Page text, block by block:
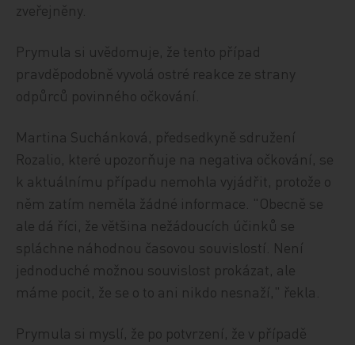
zveřejněny.
Prymula si uvědomuje, že tento případ
pravděpodobně vyvolá ostré reakce ze strany
odpůrců povinného očkování.
Martina Suchánková, předsedkyně sdružení
Rozalio, které upozorňuje na negativa očkování, se
k aktuálnímu případu nemohla vyjádřit, protože o
něm zatím neměla žádné informace. "Obecně se
ale dá říci, že většina nežádoucích účinků se
spláchne náhodnou časovou souvislostí. Není
jednoduché možnou souvislost prokázat, ale
máme pocit, že se o to ani nikdo nesnaží," řekla.
Prymula si myslí, že po potvrzení, že v případě